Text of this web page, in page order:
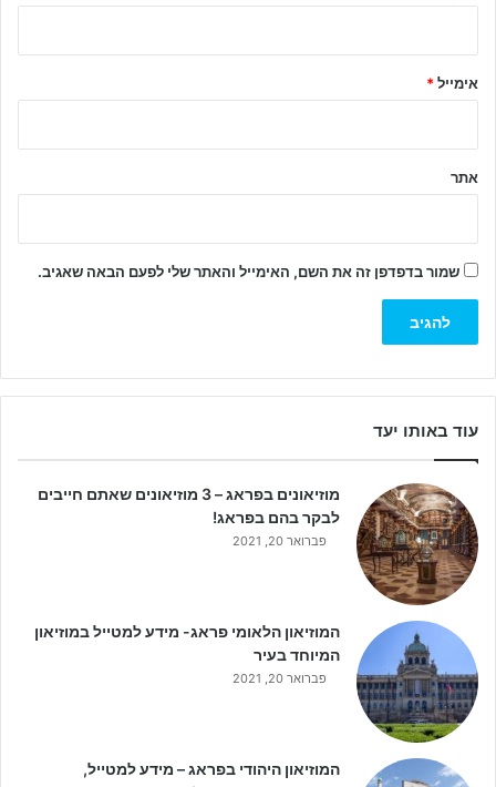
אימייל*
אתר
שמור בדפדפן זה את השם, האימייל והאתר שלי לפעם הבאה שאגיב.
עוד באותו יעד
מוזיאונים בפראג – 3 מוזיאונים שאתם חייבים
לבקר בהם בפראג!
פברואר 20, 2021
המוזיאון הלאומי פראג- מידע למטייל במוזיאון
המיוחד בעיר
פברואר 20, 2021
המוזיאון היהודי בפראג – מידע למטייל,